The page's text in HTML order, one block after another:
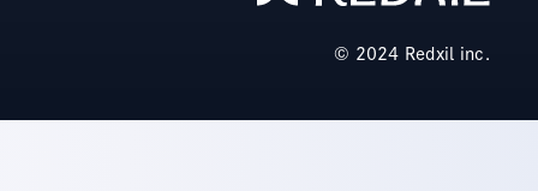
© 2024 Redxil inc.️